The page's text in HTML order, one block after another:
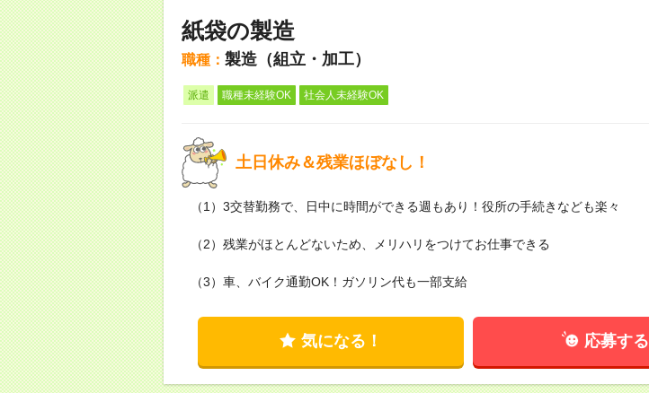
紙袋の製造
職種： 製造（組立・加工）
派遣 職種未経験OK 社会人未経験OK
土日休み＆残業ほぼなし！
（1）3交替勤務で、日中に時間ができる週もあり！役所の手続きなども楽々
（2）残業がほとんどないため、メリハリをつけてお仕事できる
（3）車、バイク通勤OK！ガソリン代も一部支給
気になる！ 応募する